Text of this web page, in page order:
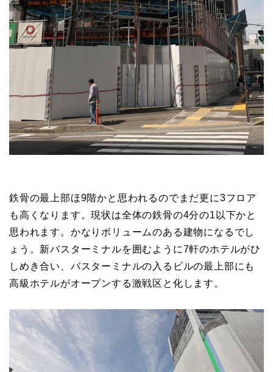
鉄骨の最上部ほ9階かと思われるのでまだ更に3フロア
も高くなります。現状は全体の鉄骨の4分の1以下かと
思われます。かなりボリュームのある建物になるでし
ょう。新バスターミナルを囲むように7軒のホテルがひ
しめき合い、バスターミナルの入るビルの最上部にも
高級ホテルがオープンする激戦区と化します。